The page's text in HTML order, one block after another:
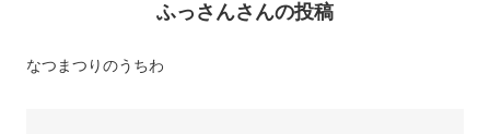
ふっさんさんの投稿
なつまつりのうちわ